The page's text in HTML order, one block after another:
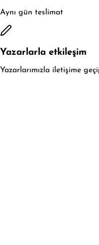
Aynı gün teslimat
Yazarlarla etkileşim
Yazarlarımızla iletişime